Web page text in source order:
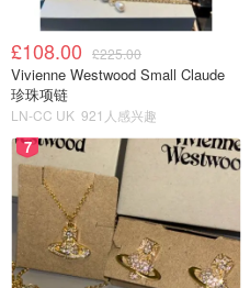
£108.00 £225.00
Vivienne Westwood Small Claude
珍珠项链
LN-CC UK 921人感兴趣
7